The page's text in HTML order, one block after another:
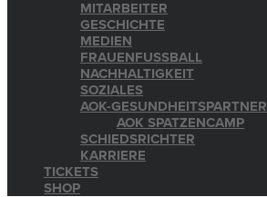
MITARBEITER
GESCHICHTE
MEDIEN
FRAUENFUSSBALL
NACHHALTIGKEIT
SOZIALES
AOK-GESUNDHEITSPARTNER
AOK SPATZENCAMP
SCHIEDSRICHTER
KARRIERE
TICKETS
SHOP